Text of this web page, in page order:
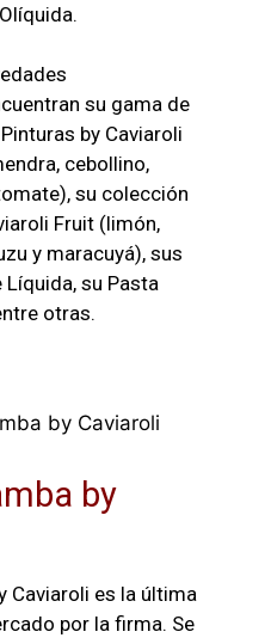
su gama de
by Caviaroli
cebollino,
su colección
Fruit (limón,
y maracuyá), sus
Líquida, su Pasta
otras.
by
Caviaroli es la última
por la firma. Se